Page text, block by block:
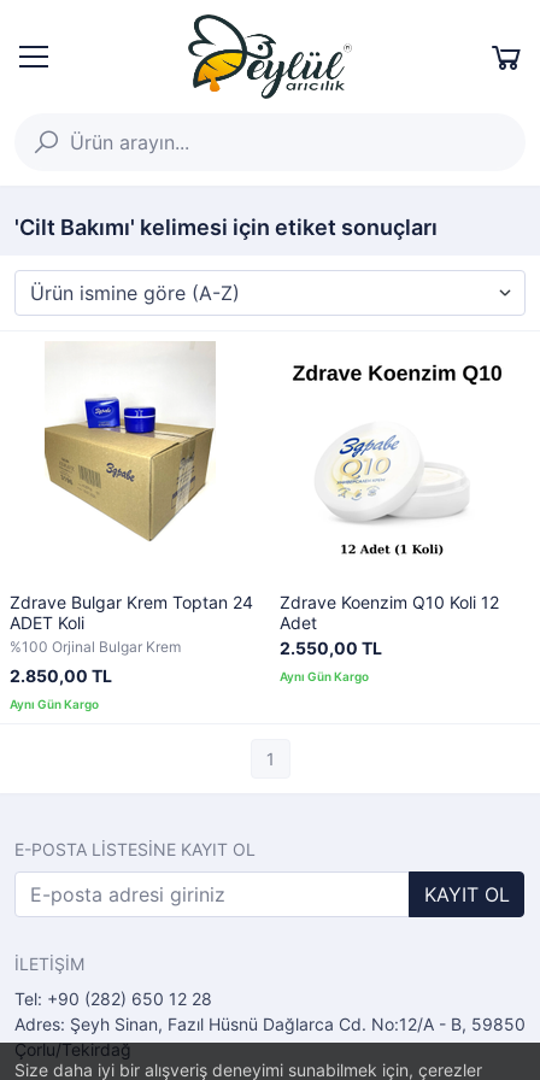
Size daha iyi bir alışveriş deneyimi sunabilmek için, çerezler
'Cilt Bakımı' kelimesi için etiket sonuçları
Zdrave Bulgar Krem Toptan 24
ADET Koli
%100 Orjinal Bulgar Krem
2.850,00 TL
Zdrave Koenzim Q10 Koli 12
Adet
2.550,00 TL
1
E-POSTA LİSTESİNE KAYIT OL
KAYIT OL
İLETİŞİM
Tel: +90 (282) 650 12 28
Adres: Şeyh Sinan, Fazıl Hüsnü Dağlarca Cd. No:12/A - B, 59850
Çorlu/Tekirdağ